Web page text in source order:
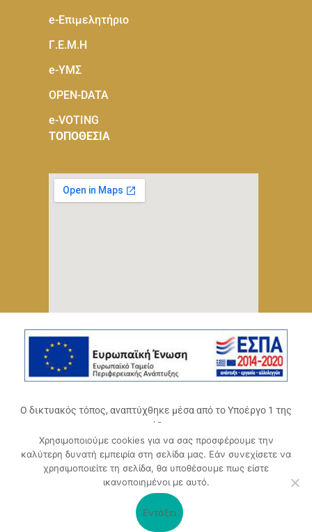
e-Eπιμελητήριο
Γ.Ε.Μ.Η
e-ΥΜΣ
OPEN-DATA
e-VOTING
ΤΟΠΟΘΕΣΙΑ
Ο δικτυακός τόπος, αναπτύχθηκε μέσα από το Υποέργο 1 της
πράξης
«Ψηφιακό Οικοσύστημα Επιχειρηματικότητας του
Επιμελητηρίου Αχαΐας» (ΟΠΣ 5045300),
Επιχειρησιακό Πρόγραμμα «Δυτική Ελλάδα 2014-2020».
Συγχρηματοδοτείται από την Ευρωπαϊκή Ένωση (Ευρωπαϊκό
Ταμείο Περιφερειακής Ανάπτυξης ΕΤΠΑ) και από εθνικούς
πόρους μέσω του ΠΔΕ.
Χρησιμοποιούμε cookies για να σας προσφέρουμε την
καλύτερη δυνατή εμπειρία στη σελίδα μας. Εάν συνεχίσετε να
χρησιμοποιείτε τη σελίδα, θα υποθέσουμε πως είστε
ικανοποιημένοι με αυτό.
Εντάξει